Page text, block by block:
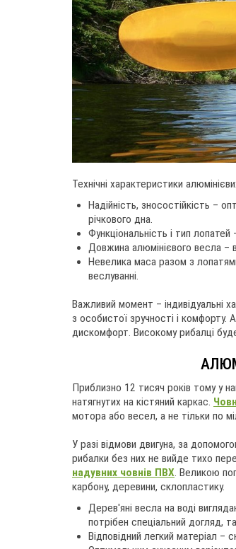
Технічні характеристики
Надійність, зносостійкість –
річкового дна.
Функціональність і тип
Довжина алюмінієвого весла –
Невелика маса разом з
веслуванні.
Важливий момент – індивідуальні
з особистої зручності і комфорту.
дискомфорт. Високому рибалці
Приблизно 12 тисяч років тому у
натягнутих на кістяний каркас.
мотора або весел, а не тільки по
У разі відмови двигуна, за
рибалки без них не вийде тихо
надувних човнів ПВХ. Великою
карбону, деревини, склопластику.
Дерев'яні весла на воді
потрібен спеціальний догляд,
Відповідний легкий матеріал –